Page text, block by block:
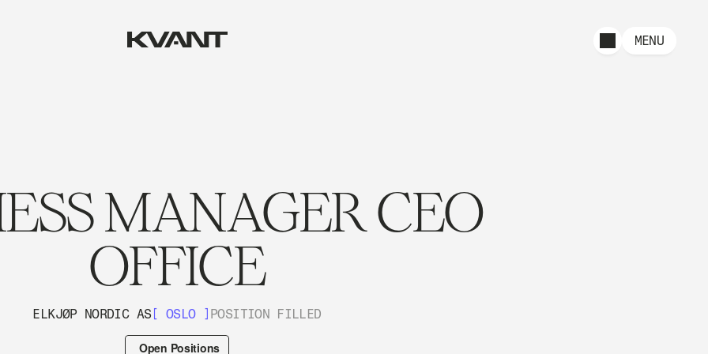
MENU
MANAGER CEO
OFFICE
ELKJØP NORDIC AS[ OSLO ] POSITION FILLED
Open Positions